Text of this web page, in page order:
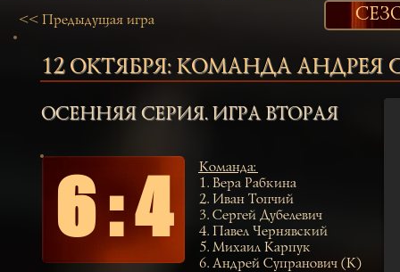
<< Предыдущая игра
12 ОКТЯБРЯ: КОМАНДА АНДРЕЯ
ОСЕННЯЯ СЕРИЯ. ИГРА ВТОРАЯ
6 : 4 Команда:
1. Вера Рабкина
2. Иван Топчий
3. Сергей Дубелевич
4. Павел Чернявский
5. Михаил Карпук
6. Андрей Супранович (К)